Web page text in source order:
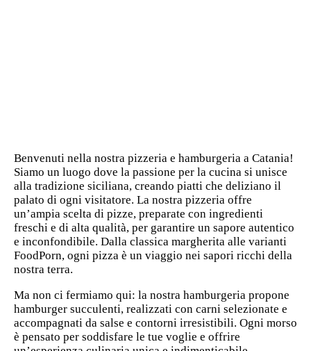
Benvenuti nella nostra pizzeria e hamburgeria a Catania!
Siamo un luogo dove la passione per la cucina si unisce
alla tradizione siciliana, creando piatti che deliziano il
palato di ogni visitatore. La nostra pizzeria offre
un’ampia scelta di pizze, preparate con ingredienti
freschi e di alta qualità, per garantire un sapore autentico
e inconfondibile. Dalla classica margherita alle varianti
FoodPorn, ogni pizza è un viaggio nei sapori ricchi della
nostra terra.
Ma non ci fermiamo qui: la nostra hamburgeria propone
hamburger succulenti, realizzati con carni selezionate e
accompagnati da salse e contorni irresistibili. Ogni morso
è pensato per soddisfare le tue voglie e offrire